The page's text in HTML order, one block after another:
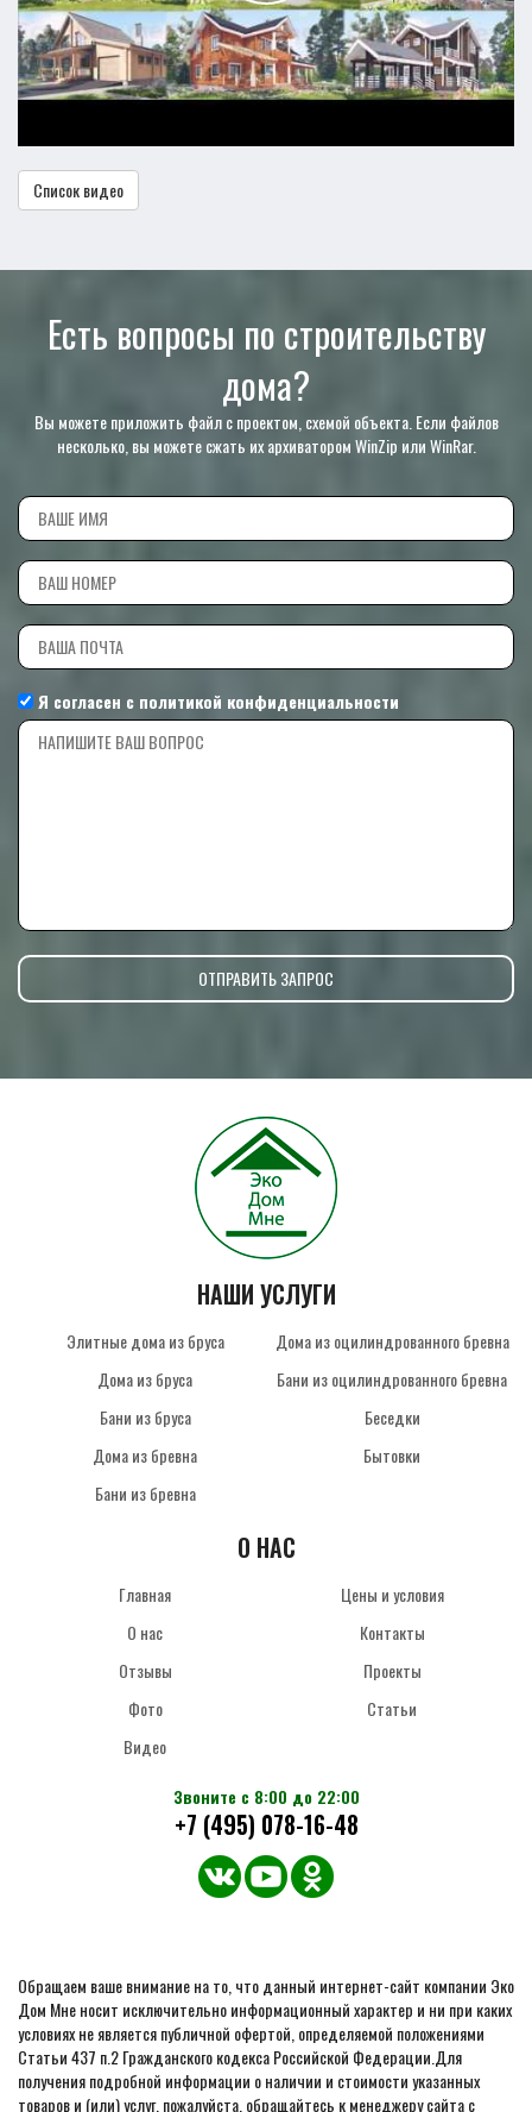
Список видео
Есть вопросы по строительству
дома?
Вы можете приложить файл с проектом, схемой объекта. Если файлов
несколько, вы можете сжать их архиватором WinZip или WinRar.
Я согласен с политикой конфиденциальности
НАШИ УСЛУГИ
Элитные дома из бруса
Дома из бруса
Бани из бруса
Дома из бревна
Бани из бревна
Дома из оцилиндрованного бревна
Бани из оцилиндрованного бревна
Беседки
Бытовки
О НАС
Главная
О нас
Отзывы
Фото
Видео
Цены и условия
Контакты
Проекты
Статьи
Звоните с 8:00 до 22:00
+7 (495) 078-16-48
Обращаем ваше внимание на то, что данный интернет-сайт компании Эко
Дом Мне носит исключительно информационный характер и ни при каких
условиях не является публичной офертой, определяемой положениями
Статьи 437 п.2 Гражданского кодекса Российской Федерации.Для
получения подробной информации о наличии и стоимости указанных
товаров и (или) услуг, пожалуйста, обращайтесь к менеджеру сайта с